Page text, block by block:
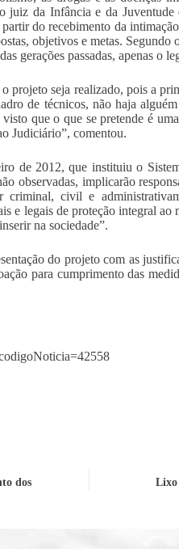
juiz da Infância e da
do recebimento da
objetivos e metas. Segundo
gerações passadas, apenas o
projeto seja realizado, pois a
de técnicos, não haja
que o que se pretende é
Judiciário”, comentou.
de 2012, que instituiu o
observadas, implicarão
criminal, civil e
e legais de proteção integral ao
na sociedade”.
do projeto com as
para cumprimento das
dos
Lixo